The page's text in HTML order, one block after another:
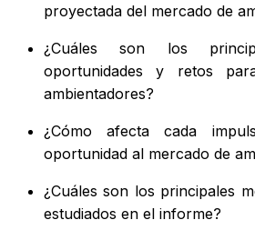
proyectada del mercado de
¿Cuáles son los
oportunidades y retos
ambientadores?
¿Cómo afecta cada
oportunidad al mercado de
¿Cuáles son los principales
estudiados en el informe?